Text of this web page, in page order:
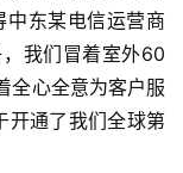
中东某电信运营商
我们冒着室外60
全心全意为客户服
开通了我们全球第